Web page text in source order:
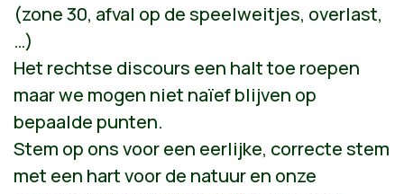
(zone 30, afval op de speelweitjes, overlast,
…)
Het rechtse discours een halt toe roepen
maar we mogen niet naïef blijven op
bepaalde punten.
Stem op ons voor een eerlijke, correcte stem
met een hart voor de natuur en onze